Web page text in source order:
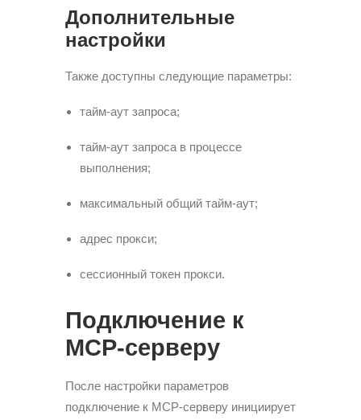
Дополнительные
настройки
Также доступны следующие параметры:
тайм-аут запроса;
тайм-аут запроса в процессе
выполнения;
максимальный общий тайм-аут;
адрес прокси;
сессионный токен прокси.
Подключение к
MCP-серверу
После настройки параметров
подключение к MCP-серверу инициирует